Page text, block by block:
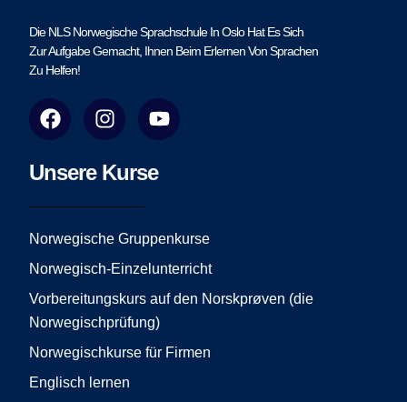
Die NLS Norwegische Sprachschule In Oslo Hat Es Sich
Zur Aufgabe Gemacht, Ihnen Beim Erlernen Von Sprachen
Zu Helfen!
F
a
e
o
o
I
n
t
g
r
m
Y
o
t
e
Unsere Kurse
Norwegische Gruppenkurse
Norwegisch-Einzelunterricht
Vorbereitungskurs auf den Norskprøven (die
Norwegischprüfung)
Norwegischkurse für Firmen
Englisch lernen